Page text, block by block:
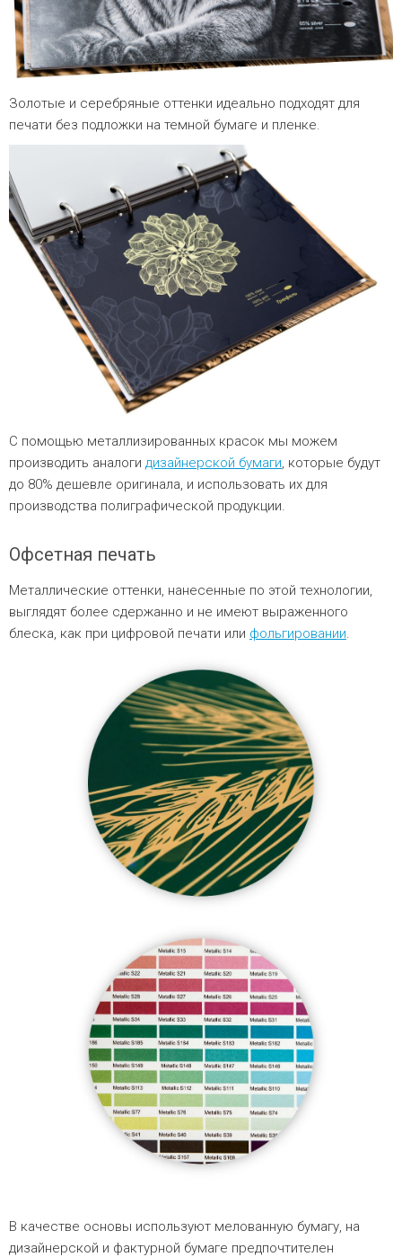
Золотые и серебряные оттенки идеально подходят для
печати без подложки на темной бумаге и пленке.
С помощью металлизированных красок мы можем
производить аналоги дизайнерской бумаги, которые будут
до 80% дешевле оригинала, и использовать их для
производства полиграфической продукции.
Офсетная печать
Металлические оттенки, нанесенные по этой технологии,
выглядят более сдержанно и не имеют выраженного
блеска, как при цифровой печати или фольгировании.
В качестве основы используют мелованную бумагу, на
дизайнерской и фактурной бумаге предпочтителен